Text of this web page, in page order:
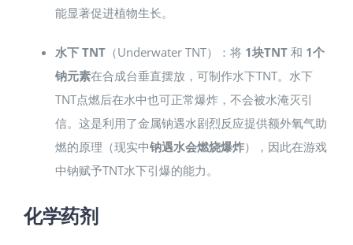
能显著促进植物生长。
水下 TNT（Underwater TNT）：将 1块TNT和 1个
钠元素在合成台垂直摆放，可制作水下TNT。水下
TNT点燃后在水中也可正常爆炸，不会被水淹灭引
信。这是利用了金属钠遇水剧烈反应提供额外氧气助
燃的原理（现实中钠遇水会燃烧爆炸），因此在游戏
中钠赋予TNT水下引爆的能力。
化学药剂